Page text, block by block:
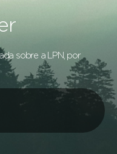
sobre a LPN, por